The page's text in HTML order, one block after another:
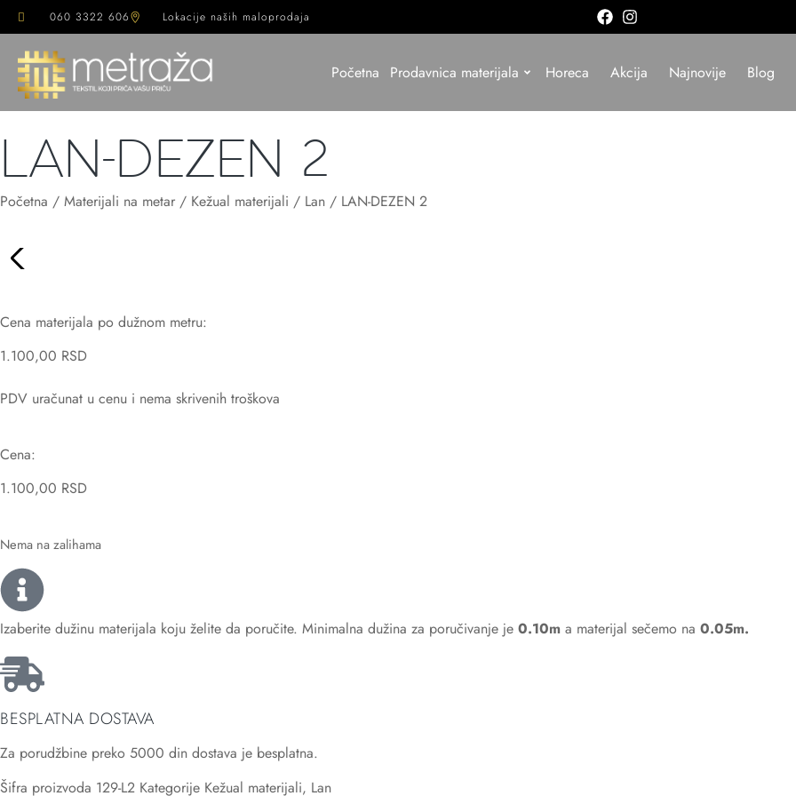
060 3322 606 Lokacije naših maloprodaja
Početna Prodavnica materijala Horeca Akcija Najnovije Blog
LAN-DEZEN 2
Početna / Materijali na metar / Kežual materijali / Lan / LAN-DEZEN 2
Cena materijala po dužnom metru:
1.100,00 RSD
PDV uračunat u cenu i nema skrivenih troškova
Cena:
1.100,00 RSD
Nema na zalihama
Izaberite dužinu materijala koju želite da poručite. Minimalna dužina za poručivanje je 0.10m a materijal sečemo na 0.05m.
BESPLATNA DOSTAVA
Za porudžbine preko 5000 din dostava je besplatna.
Šifra proizvoda 129-L2 Kategorije Kežual materijali, Lan